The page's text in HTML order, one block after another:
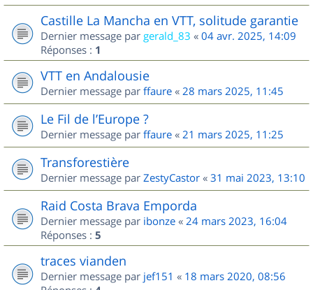
Castille La Mancha en VTT, solitude garantie
Dernier message par gerald_83 « 04 avr. 2025, 14:09
Réponses : 1
VTT en Andalousie
Dernier message par ffaure « 28 mars 2025, 11:45
Le Fil de l’Europe ?
Dernier message par ffaure « 21 mars 2025, 11:25
Transforestière
Dernier message par ZestyCastor « 31 mai 2023, 13:10
Raid Costa Brava Emporda
Dernier message par ibonze « 24 mars 2023, 16:04
Réponses : 5
traces vianden
Dernier message par jef151 « 18 mars 2020, 08:56